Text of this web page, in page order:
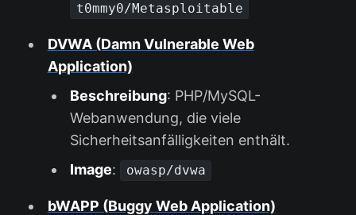
t0mmy0/Metasploitable
DVWA (Damn Vulnerable Web
Application)
Beschreibung: PHP/MySQL-
Webanwendung, die viele
Sicherheitsanfälligkeiten enthält.
Image: owasp/dvwa
bWAPP (Buggy Web Application)